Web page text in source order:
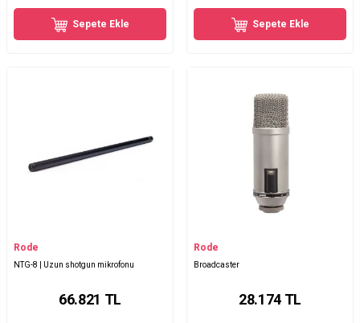
Sepete Ekle Sepete Ekle
Rode
NTG-8 | Uzun shotgun mikrofonu
66.821 TL
Rode
Broadcaster
28.174TL